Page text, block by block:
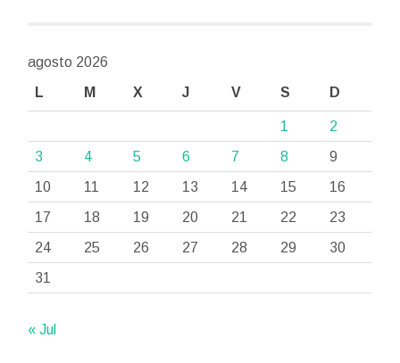
agosto 2026
L
M X J V S D
1
2
3
4 5 6 7 8
9
10
11 12 13 14 15
16
17
18 19 20 21 22
23
24
25 26 27 28 29
30
31
« Jul